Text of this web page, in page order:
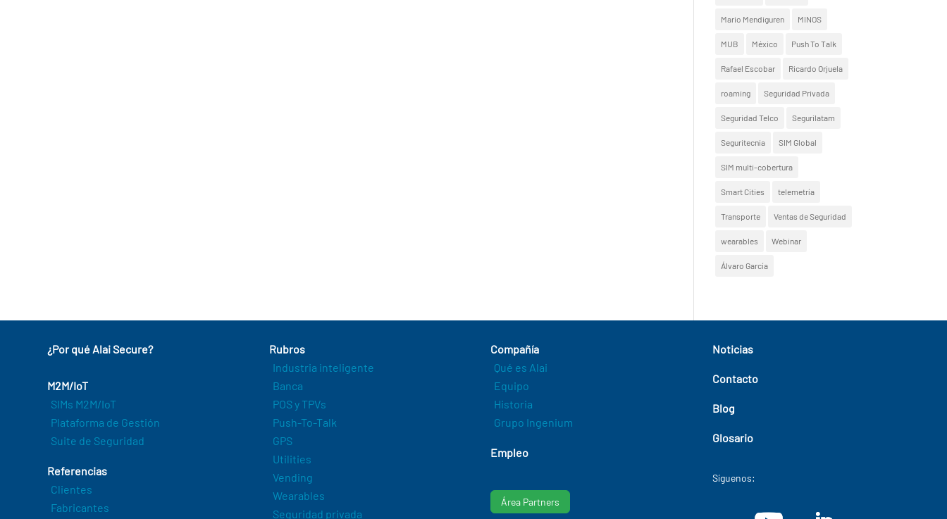
Mario Mendiguren MINOS
MUB México Push To Talk
Rafael Escobar Ricardo Orjuela
roaming Seguridad Privada
Seguridad Telco Segurilatam
Seguritecnia SIM Global
SIM multi-cobertura
Smart Cities telemetría
Transporte Ventas de Seguridad
wearables Webinar
Álvaro García
¿Por qué Alai Secure?
M2M/IoT
SIMs M2M/IoT
Plataforma de Gestión
Suite de Seguridad
Referencias
Clientes
Fabricantes
Rubros
Industria inteligente
Banca
POS y TPVs
Push-To-Talk
GPS
Utilities
Vending
Wearables
Seguridad privada
Compañía
Qué es Alai
Equipo
Historia
Grupo Ingenium
Empleo
Área Partners
Noticias
Contacto
Blog
Glosario
Síguenos: